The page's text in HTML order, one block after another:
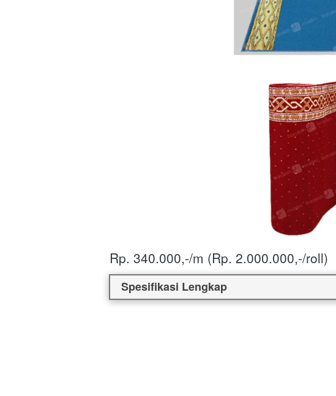
Rp. 340.000,-/m (Rp. 2.000.000,-/roll)
Spesifikasi Lengkap